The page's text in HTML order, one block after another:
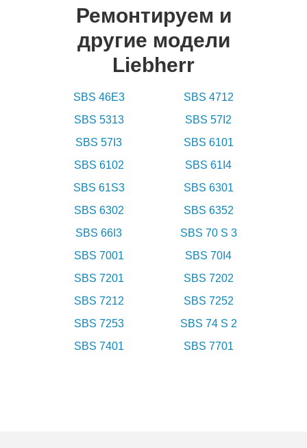
Ремонтируем и
другие модели
Liebherr
SBS 46E3
SBS 4712
SBS 5313
SBS 57I2
SBS 57I3
SBS 6101
SBS 6102
SBS 61I4
SBS 61S3
SBS 6301
SBS 6302
SBS 6352
SBS 66I3
SBS 70 S 3
SBS 7001
SBS 70I4
SBS 7201
SBS 7202
SBS 7212
SBS 7252
SBS 7253
SBS 74 S 2
SBS 7401
SBS 7701